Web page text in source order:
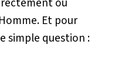
Et pour
simple question :